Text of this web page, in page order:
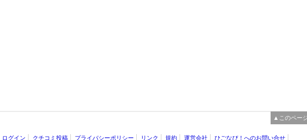
▲このペー
ログイン クチコミ投稿 プライバシーポリシー リンク 規約 運営会社 ひごなび！へのお問い合せ